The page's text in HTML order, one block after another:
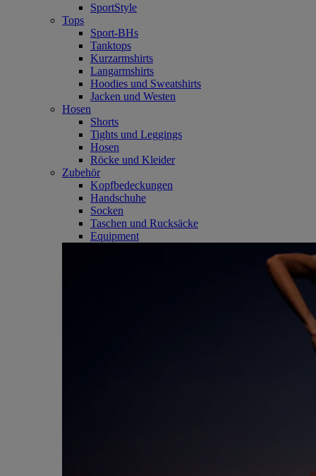
SportStyle
Tops
Sport-BHs
Tanktops
Kurzarmshirts
Langarmshirts
Hoodies und Sweatshirts
Jacken und Westen
Hosen
Shorts
Tights und Leggings
Hosen
Röcke und Kleider
Zubehör
Kopfbedeckungen
Handschuhe
Socken
Taschen und Rucksäcke
Equipment